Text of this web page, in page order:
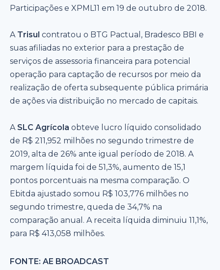
Participações e XPML11 em 19 de outubro de 2018.
A Trisul contratou o BTG Pactual, Bradesco BBI e
suas afiliadas no exterior para a prestação de
serviços de assessoria financeira para potencial
operação para captação de recursos por meio da
realização de oferta subsequente pública primária
de ações via distribuição no mercado de capitais.
A SLC Agrícola obteve lucro líquido consolidado
de R$ 211,952 milhões no segundo trimestre de
2019, alta de 26% ante igual período de 2018. A
margem líquida foi de 51,3%, aumento de 15,1
pontos porcentuais na mesma comparação. O
Ebitda ajustado somou R$ 103,776 milhões no
segundo trimestre, queda de 34,7% na
comparação anual. A receita líquida diminuiu 11,1%,
para R$ 413,058 milhões.
FONTE: AE BROADCAST